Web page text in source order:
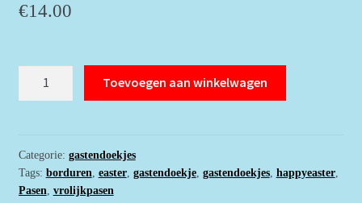
€14.00
haasjes
en
Happy
Toevoegen aan winkelwagen
Categorie: gastendoekjes
Tags: borduren, easter, gastendoekje, gastendoekjes, happyeaster,
Pasen, vrolijkpasen